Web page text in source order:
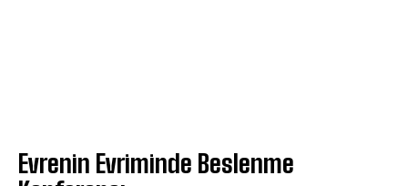
Evrenin Evriminde Beslenme